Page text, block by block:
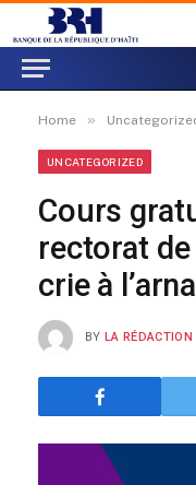
Home »
UNCATEGORIZED
Cours
rectorat de
crie à
BY LA RÉDACTION